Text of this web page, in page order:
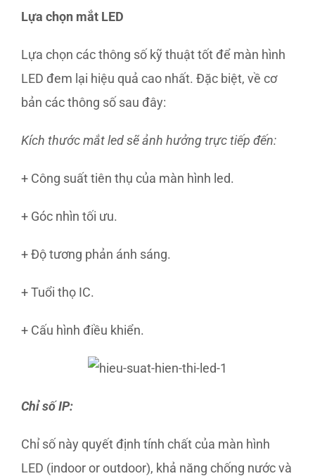
Lựa chọn mắt LED
Lựa chọn các thông số kỹ thuật tốt để màn hình
LED đem lại hiệu quả cao nhất. Đặc biệt, về cơ
bản các thông số sau đây:
Kích thước mắt led sẽ ảnh hưởng trực tiếp đến:
+ Công suất tiên thụ của màn hình led.
+ Góc nhìn tối ưu.
+ Độ tương phản ánh sáng.
+ Tuổi thọ IC.
+ Cấu hình điều khiển.
Chỉ số IP:
Chỉ số này quyết định tính chất của màn hình
LED (indoor or outdoor), khả năng chống nước và